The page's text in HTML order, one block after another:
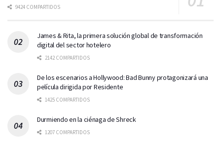
9424 COMPARTIDOS
James & Rita, la primera solución global de transformación
digital del sector hotelero
2142 COMPARTIDOS
De los escenarios a Hollywood: Bad Bunny protagonizará una
película dirigida por Residente
1425 COMPARTIDOS
Durmiendo en la ciénaga de Shreck
1207 COMPARTIDOS